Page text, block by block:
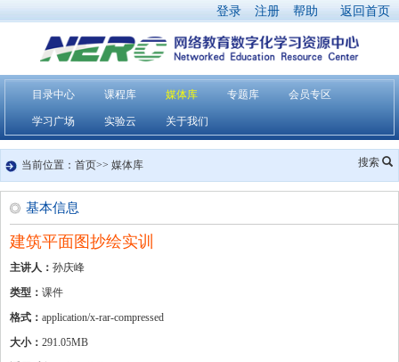
登录 注册 帮助 返回首页
目录中心 课程库 媒体库 专题库 会员专区
学习广场 实验云 关于我们
当前位置：首页>> 媒体库 搜索
基本信息
建筑平面图抄绘实训
主讲人： 孙庆峰
类型： 课件
格式： application/x-rar-compressed
大小： 291.05MB